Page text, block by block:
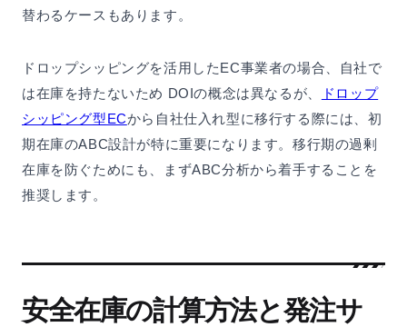
替わるケースもあります。
ドロップシッピングを活用したEC事業者の場合、自社で
は在庫を持たないため DOIの概念は異なるが、
ドロップ
シッピング型ECから自社仕入れ型に移行する際には、初
期在庫のABC設計が特に重要になります。移行期の過剰
在庫を防ぐためにも、まずABC分析から着手することを
推奨します。
安全在庫の計算方法と発注サ